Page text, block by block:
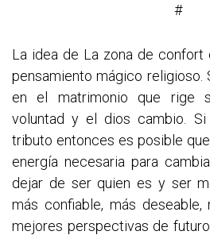
#
La idea de La zona de confort
pensamiento mágico religioso.
en el matrimonio que rige
voluntad y el dios cambio.
tributo entonces es posible
energía necesaria para
dejar de ser quien es y ser
más confiable, más
mejores perspectivas de